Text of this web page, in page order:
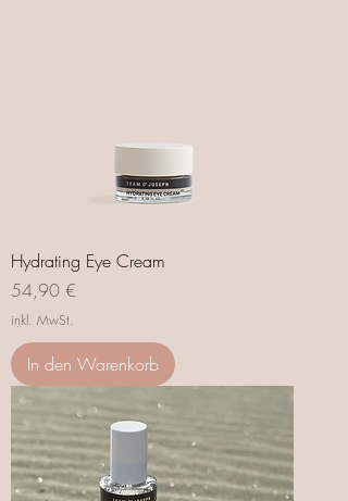
Hydrating Eye Cream
Preis
54,90 €
inkl. MwSt.
In den Warenkorb